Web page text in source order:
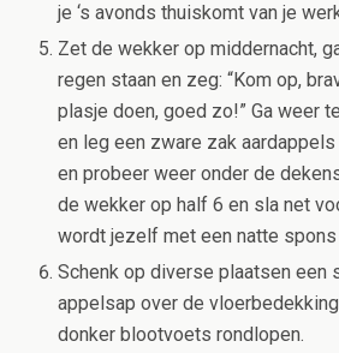
je ‘s avonds thuiskomt van je
Zet de wekker op middernacht,
regen staan en zeg: “Kom op,
plasje doen, goed zo!” Ga weer
en leg een zware zak
en probeer weer onder de
de wekker op half 6 en sla net
wordt jezelf met een natte
Schenk op diverse plaatsen een
appelsap over de
donker blootvoets rondlopen.